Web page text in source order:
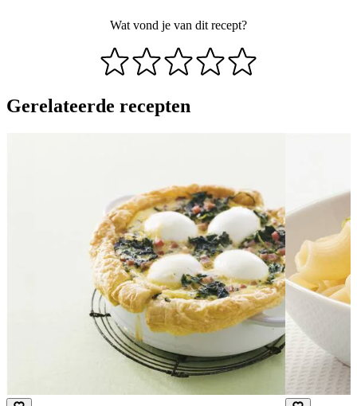
Wat vond je van dit recept?
Gerelateerde recepten